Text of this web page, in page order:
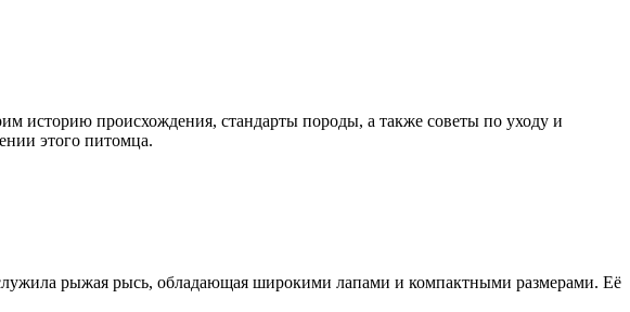
историю происхождения, стандарты породы, а также советы по уходу и
этого питомца.
рыжая рысь, обладающая широкими лапами и компактными размерами. Её